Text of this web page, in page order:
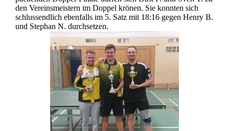
den Vereinsmeistern im Doppel krönen. Sie konnten sich
schlussendlich ebenfalls im 5. Satz mit 18:16 gegen Henry B.
und Stephan N. durchsetzen.